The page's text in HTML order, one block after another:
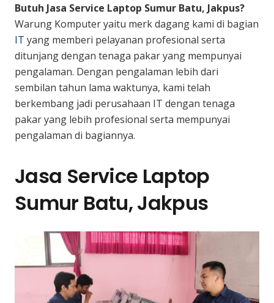
Butuh Jasa Service Laptop Sumur Batu, Jakpus?
Warung Komputer yaitu merk dagang kami di bagian
IT yang memberi pelayanan profesional serta
ditunjang dengan tenaga pakar yang mempunyai
pengalaman. Dengan pengalaman lebih dari
sembilan tahun lama waktunya, kami telah
berkembang jadi perusahaan IT dengan tenaga
pakar yang lebih profesional serta mempunyai
pengalaman di bagiannya.
Jasa Service Laptop
Sumur Batu, Jakpus